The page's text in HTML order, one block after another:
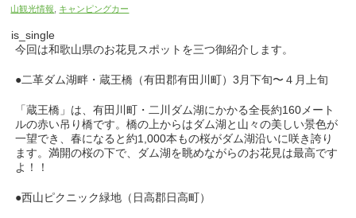
山観光情報
キャンピングカー
is_single
今回は和歌山県のお花見スポットを三つ御紹介します。
●二革ダム湖畔・蔵王橋（有田郡有田川町）3月下旬〜４月上旬
「蔵王橋」は、有田川町・二川ダム湖にかかる全長約160メート
ルの赤い吊り橋です。橋の上からはダム湖と山々の美しい景色が
一望でき、春になると約1,000本もの桜がダム湖沿いに咲き誇り
ます。満開の桜の下で、ダム湖を眺めながらのお花見は最高です
よ！！
●西山ピクニック緑地（日高郡日高町）